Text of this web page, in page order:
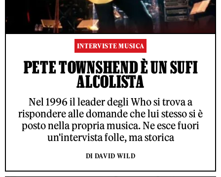
INTERVISTE MUSICA
PETE TOWNSHEND È UN SUFI
ALCOLISTA
Nel 1996 il leader degli Who si trova a
rispondere alle domande che lui stesso si è
posto nella propria musica. Ne esce fuori
un'intervista folle, ma storica
DI DAVID WILD